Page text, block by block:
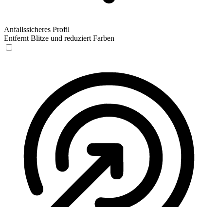
Anfallssicheres Profil
Entfernt Blitze und reduziert Farben